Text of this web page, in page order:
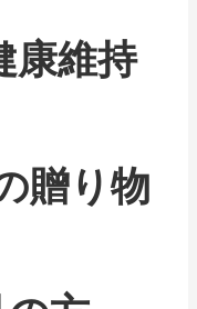
康維持
贈り物